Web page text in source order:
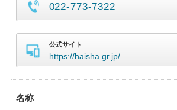
022-773-7322
公式サイト
https://haisha.gr.jp/
名称